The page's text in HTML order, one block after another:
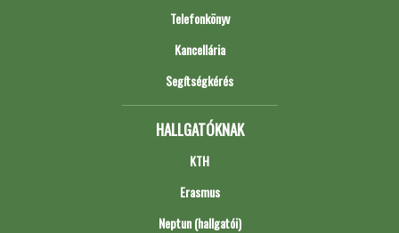
Telefonkönyv
Kancellária
Segítségkérés
HALLGATÓKNAK
KTH
Erasmus
Neptun (hallgatói)